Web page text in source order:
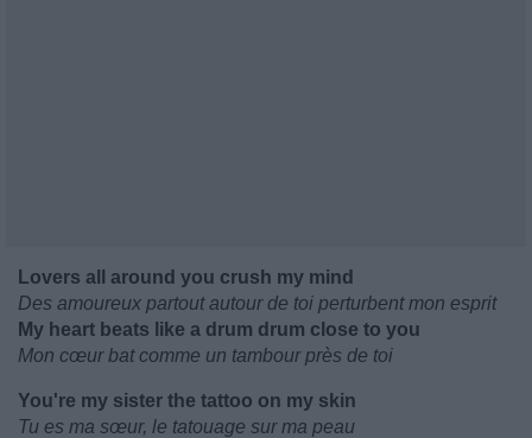
Lovers all around you crush my mind
Des amoureux partout autour de toi perturbent mon esprit
My heart beats like a drum drum close to you
Mon cœur bat comme un tambour près de toi
You're my sister the tattoo on my skin
Tu es ma sœur, le tatouage sur ma peau